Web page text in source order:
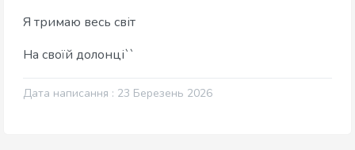
Я тримаю весь світ
На своїй долонці``
Дата написання : 23 Березень 2026